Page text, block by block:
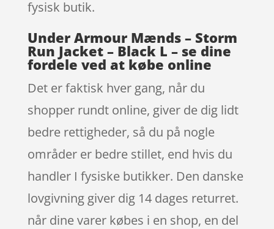
fysisk butik.
Under Armour Mænds – Storm
Run Jacket – Black L – se dine
fordele ved at købe online
Det er faktisk hver gang, når du
shopper rundt online, giver de dig lidt
bedre rettigheder, så du på nogle
områder er bedre stillet, end hvis du
handler I fysiske butikker. Den danske
lovgivning giver dig 14 dages returret.
når dine varer købes i en shop, en del